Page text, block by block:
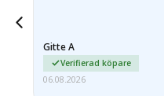
Gitte A
Verifierad köpare
06.08.2026